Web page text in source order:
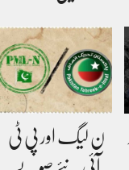
ن لیگ اور پی ٹی